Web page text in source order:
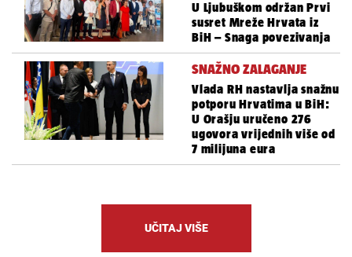
U Ljubuškom održan Prvi
susret Mreže Hrvata iz
BiH – Snaga povezivanja
SNAŽNO ZALAGANJE
Vlada RH nastavlja snažnu
potporu Hrvatima u BiH:
U Orašju uručeno 276
ugovora vrijednih više od
7 milijuna eura
UČITAJ VIŠE